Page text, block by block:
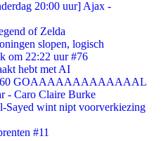
20:00 uur] Ajax -
of Zelda
slopen, logisch
om 22:22 uur #76
hebt met AI
GOAAAAAAAAAAAAAL
- Caro Claire Burke
Sayed wint nipt voorverkiezing
#11